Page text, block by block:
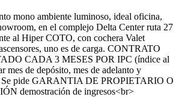
mono ambiente luminoso, ideal oficina,
en el complejo Delta Center ruta 27
al Hiper COTO, con cochera Valet
uno es de carga. CONTRATO
CADA 3 MESES POR IPC (índice al
mes de depósito, mes de adelanto y
Se pide GARANTIA DE PROPIETARIO O
demostración de ingresos<br>